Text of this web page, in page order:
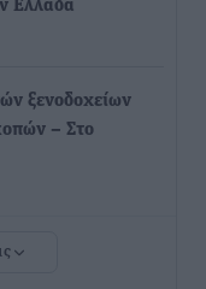
Ελλάδα
ξενοδοχείων
– Στο
Hotels –